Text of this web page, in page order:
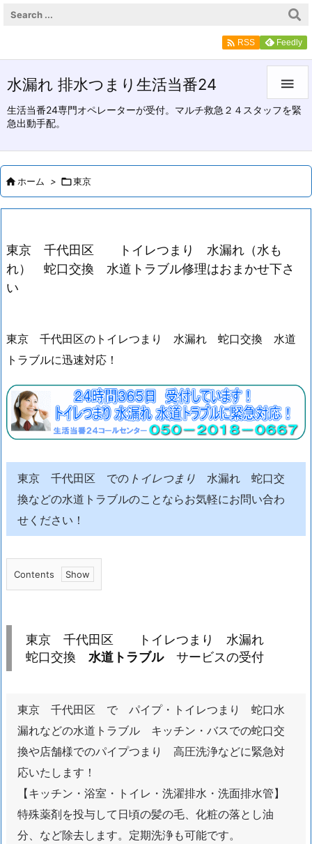
水漏れ 排水つまり生活当番24
生活当番24専門オペレーターが受付。マルチ救急２４スタッフを緊
急出動手配。

 RSS Feedly
ホーム > 東京
東京 千代田区 トイレつまり 水漏れ（水も
れ） 蛇口交換 水道トラブル修理はおまかせ下さ
い
東京 千代田区のトイレつまり 水漏れ 蛇口交換 水道
トラブルに迅速対応！
東京 千代田区 での トイレつまり 水漏れ 蛇口交
換などの水道トラブルのことならお気軽にお問い合わ
せください！
Contents
1.
千
代
区
ト
イ
レ
つ
ま
り
東京 千代田区 トイレつまり 水漏れ
蛇口交換 水道トラブルサービスの受付
東京 千代田区 で パイプ・トイレつまり 蛇口水
漏れなどの水道トラブル キッチン・バスでの蛇口交
換や店舗様でのパイプつまり 高圧洗浄などに緊急対
応いたします！
【キッチン・浴室・トイレ・洗濯排水・洗面排水管】
特殊薬剤を投与して日頃の髪の毛、化粧の落とし油
分、など除去します。定期洗浄も可能です。